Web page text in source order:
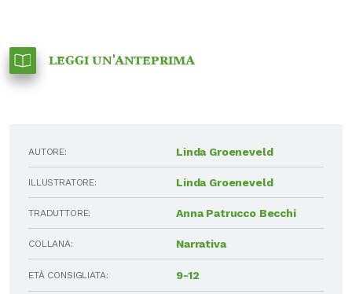
Leggi un'anteprima
AUTORE: Linda Groeneveld
ILLUSTRATORE: Linda Groeneveld
TRADUTTORE: Anna Patrucco Becchi
COLLANA: Narrativa
ETÀ CONSIGLIATA: 9-12